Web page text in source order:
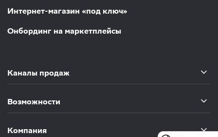
Интернет-магазин «под ключ»
Онбординг на маркетплейсы
Каналы продаж
Возможности
Компания